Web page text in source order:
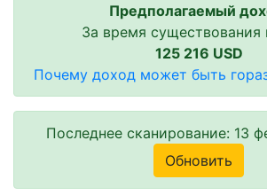
Предполагаемый
За время существования
125 216 USD
Почему доход может быть
Последнее сканирование: 13
Обновить